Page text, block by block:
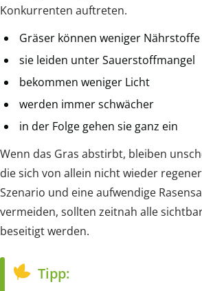
Konkurrenten auftreten.
Gräser können weniger
sie leiden unter Sauerstoffmangel
bekommen weniger Licht
werden immer schwächer
in der Folge gehen sie ganz ein
Wenn das Gras abstirbt, bleiben
die sich von allein nicht wieder
Szenario und eine aufwendige
vermeiden, sollten zeitnah alle
beseitigt werden.
Tipp: